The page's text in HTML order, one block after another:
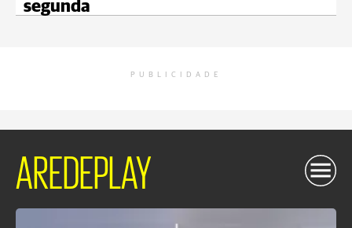
segunda
PUBLICIDADE
AREDEPLAY